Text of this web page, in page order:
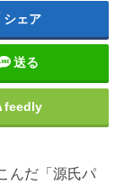
シェア
送る
feedly
んだ「源氏パ